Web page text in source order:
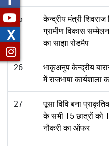
25
केन्द्रीय मंत्री शिवराज
ग्रामीण विकास
का साझा रोडमैप
26
भाकृअनुप-केन्द्रीय
में राजभाषा
27
पूसा विवि बना
के सभी 15 छात्रों को
नौकरी का ऑफर
X